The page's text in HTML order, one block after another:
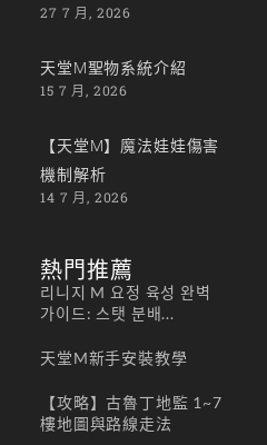
27 7 月, 2026
天堂M聖物系統介紹
15 7 月, 2026
【天堂M】魔法娃娃傷害
機制解析
14 7 月, 2026
熱門推薦
리니지 M 요정 육성 완벽
가이드: 스탯 분배...
天堂M新手安裝教學
【攻略】古魯丁地監 1~7
樓地圖與路線走法